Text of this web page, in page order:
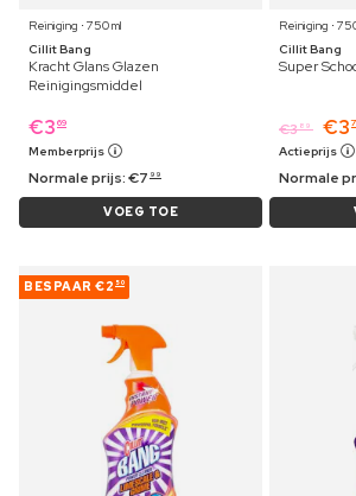
Reiniging ⋅ 750 ml
Cillit Bang
Kracht Glans Glazen
Reinigingsmiddel
€3 69
Memberprijs
Normale prijs:€7 99
VOEG TOE
Reiniging ⋅
Cillit Bang
Super
€3 89 €3
Actieprijs
Normale
BESPAAR €2 50